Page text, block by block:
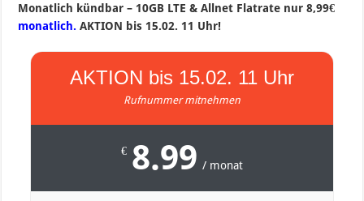
Monatlich kündbar – 10GB LTE & Allnet Flatrate nur 8,99€
monatlich. AKTION bis 15.02. 11 Uhr!
AKTION bis 15.02. 11 Uhr
Rufnummer mitnehmen
€ 8.99 / monat